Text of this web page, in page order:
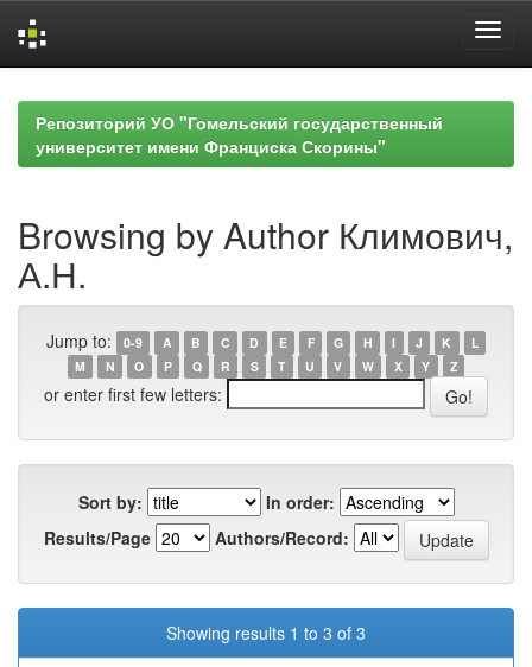
navigationРепозиторий УО "Гомельский государственный
университет имени Франциска Скорины"
Browsing by Author Климович,
А.Н.
Jump to: 0-9 A B C D E F G H I J K
L
M
N O P Q R S T U V W X Y Z
or enter first few letters:
Sort by:
In order:
Results/Page
Authors/Record:
Showing results 1 to 3 of 3